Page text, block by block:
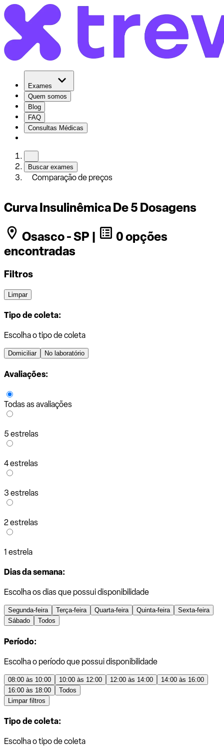
Exames
Quem somos
Blog
FAQ
Consultas Médicas
Buscar exames
Comparação de preços
Curva Insulinêmica De 5 Dosagens
Osasco - SP |
0 opções
encontradas
Filtros
Limpar
Tipo de coleta:
Escolha o tipo de coleta
Domiciliar No laboratório
Avaliações:
Todas as avaliações
5 estrelas
4 estrelas
3 estrelas
2 estrelas
1 estrela
Dias da semana:
Escolha os dias que possui disponibilidade
Segunda-feira Terça-feira Quarta-feira Quinta-feira
Sexta-feira
Sábado
Todos
Período:
Escolha o período que possui disponibilidade
08:00 às 10:00 10:00 às 12:00 12:00 às 14:00
14:00 às 16:00
16:00 às 18:00
Todos
Limpar filtros
Tipo de coleta:
Escolha o tipo de coleta